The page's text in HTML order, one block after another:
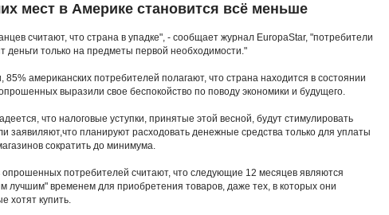
мест в Америке становится всё меньше
считают, что страна в упадке", - сообщает журнал EuropaStar, "потребители
деньги только на предметы первой необходимости."
американских потребителей полагают, что страна находится в состоянии
выразили свое беспокойство по поводу экономики и будущего.
что налоговые уступки, принятые этой весной, будут стимулировать
заявиляют,что планируют расходовать денежные средства только для уплаты
сократить до минимума.
потребителей считают, что следующие 12 месяцев являются
лучшим" временем для приобретения товаров, даже тех, в которых они
хотят купить.